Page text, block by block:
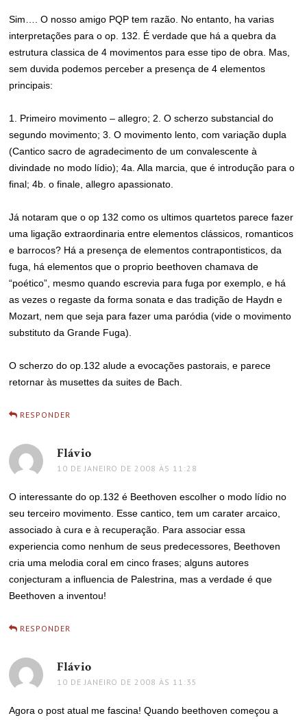
Sim…. O nosso amigo PQP tem razão. No entanto, ha varias
interpretações para o op. 132. É verdade que há a quebra da
estrutura classica de 4 movimentos para esse tipo de obra. Mas,
sem duvida podemos perceber a presença de 4 elementos
principais:
1. Primeiro movimento – allegro; 2. O scherzo substancial do
segundo movimento; 3. O movimento lento, com variação dupla
(Cantico sacro de agradecimento de um convalescente à
divindade no modo lídio); 4a. Alla marcia, que é introdução para o
final; 4b. o finale, allegro apassionato.
Já notaram que o op 132 como os ultimos quartetos parece fazer
uma ligação extraordinaria entre elementos clássicos, romanticos
e barrocos? Há a presença de elementos contrapontisticos, da
fuga, há elementos que o proprio beethoven chamava de
“poético”, mesmo quando escrevia para fuga por exemplo, e há
as vezes o regaste da forma sonata e das tradição de Haydn e
Mozart, nem que seja para fazer uma paródia (vide o movimento
substituto da Grande Fuga).
O scherzo do op.132 alude a evocações pastorais, e parece
retornar às musettes da suites de Bach.
RESPONDER
Flávio
10 DE JANEIRO DE 2008 ÀS 11:28
O interessante do op.132 é Beethoven escolher o modo lídio no
seu terceiro movimento. Esse cantico, tem um carater arcaico,
associado à cura e à recuperação. Para associar essa
experiencia como nenhum de seus predecessores, Beethoven
cria uma melodia coral em cinco frases; alguns autores
conjecturam a influencia de Palestrina, mas a verdade é que
Beethoven a inventou!
RESPONDER
Flávio
10 DE JANEIRO DE 2008 ÀS 11:35
Agora o post atual me fascina! Quando beethoven começou a